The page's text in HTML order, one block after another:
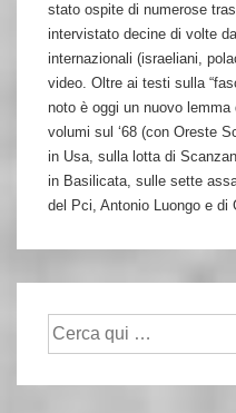
stato ospite di numerose
intervistato decine di volte
internazionali (israeliani,
video. Oltre ai testi sulla
noto è oggi un nuovo
volumi sul ‘68 (con Oreste
in Usa, sulla lotta di
in Basilicata, sulle sette
del Pci, Antonio Luongo e di
Cerca: